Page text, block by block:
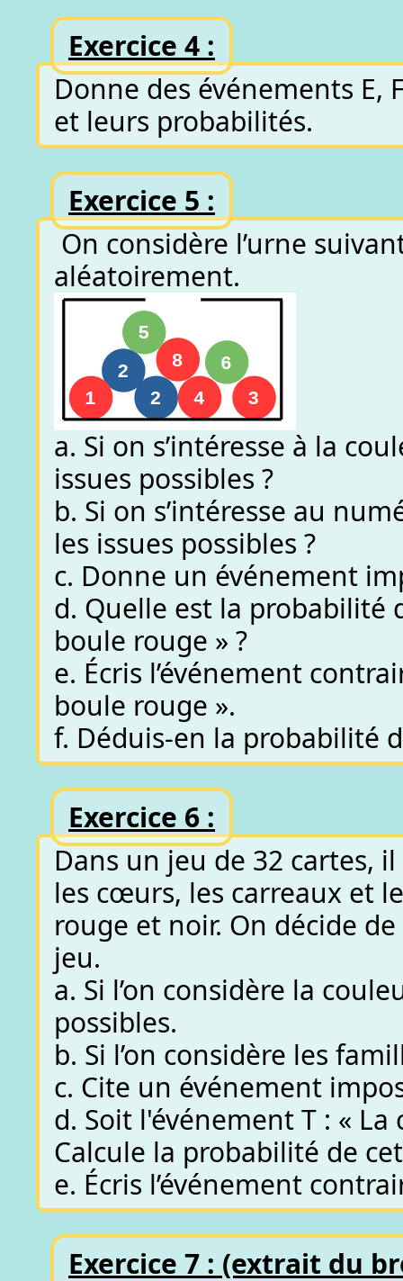
Exercice 4 :
Donne des événements E,
et leurs probabilités.
Exercice 5 :
On considère l’urne
aléatoirement.
a. Si on s’intéresse à la
issues possibles ?
b. Si on s’intéresse au
les issues possibles ?
c. Donne un événement
d. Quelle est la probabilité
boule rouge » ?
e. Écris l’événement
boule rouge ».
f. Déduis-en la probabilité
Exercice 6 :
Dans un jeu de 32 cartes,
les cœurs, les carreaux et
rouge et noir. On décide
jeu.
a. Si l’on considère la
possibles.
b. Si l’on considère les
c. Cite un événement
d. Soit l'événement T : «
Calcule la probabilité de
e. Écris l’événement
Exercice 7 : (extrait du